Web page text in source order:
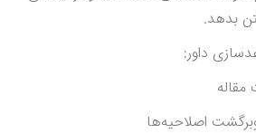
بدهد.
داور:
اصلاحیه‌ها